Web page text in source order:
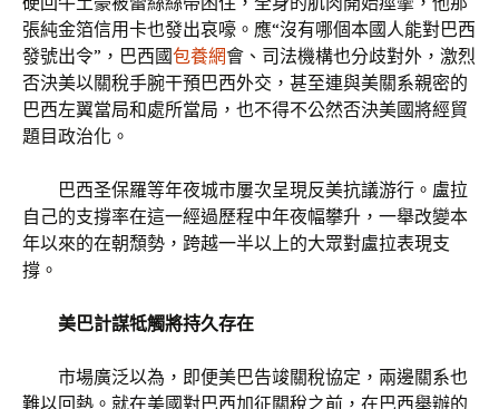
張純金箔信用卡也發出哀嚎。應“沒有哪個本國人能對巴西
發號出令”，巴西國包養網會、司法機構也分歧對外，激烈
否決美以關稅手腕干預巴西外交，甚至連與美關系親密的
巴西左翼當局和處所當局，也不得不公然否決美國將經貿
題目政治化。
巴西圣保羅等年夜城市屢次呈現反美抗議游行。盧拉
自己的支撐率在這一經過歷程中年夜幅攀升，一舉改變本
年以來的在朝頹勢，跨越一半以上的大眾對盧拉表現支
撐。
美巴計謀牴觸將持久存在
市場廣泛以為，即便美巴告竣關稅協定，兩邊關系也
難以回熱。就在美國對巴西加征關稅之前，在巴西舉辦的